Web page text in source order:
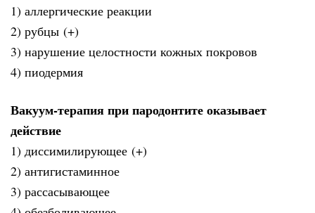
1) аллергические реакции
2) рубцы (+)
3) нарушение целостности кожных покровов
4) пиодермия
Вакуум-терапия при пародонтите оказывает
действие
1) диссимилирующее (+)
2) антигистаминное
3) рассасывающее